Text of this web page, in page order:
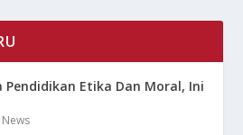
Pendidikan Etika Dan Moral, Ini
News